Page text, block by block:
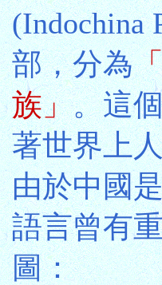
(Indochina
部，分為
族」。這
著世界上
由於中國
語言曾有
圖：